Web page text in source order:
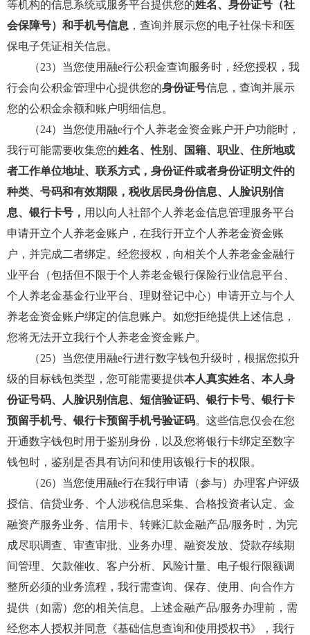
等机构的信息系统或服务平台提供您的姓名、身份证号（社
会保障号）和手机号信息 ，查询并展示您的电子社保卡和医
保电子凭证相关信息。
（23）当您使用融e行公积金查询服务时，经您授权，我
行会向公积金管理中心提供您的身份证号信息，查询并展示
您的公积金余额和账户明细信息。
（24）当您使用融e行个人养老金资金账户开户功能时，
我行可能需要收集您的姓名、性别、国籍、职业、住所地或
者工作单位地址、联系方式，身份证件或者身份证明文件的
种类、号码和有效期限，税收居民身份信息、人脸识别信
息、银行卡号， 用以向人社部个人养老金信息管理服务平台
申请开立个人养老金账户，在我行开立个人养老金资金账
户，并完成二者绑定。经您授权，向相关个人养老金金融行
业平台（包括但不限于个人养老金银行保险行业信息平台、
个人养老金基金行业平台、理财登记中心）申请开立与个人
养老金资金账户绑定的信息账户。如您拒绝提供上述信息，
您将无法开立我行个人养老金资金账户。
（25）当您使用融e行进行数字钱包升级时，根据您拟升
级的目标钱包类型，您可能需要提供本人真实姓名、本人身
份证号码、人脸识别信息、短信验证码、银行卡号、银行卡
预留手机号、银行卡预留手机号验证码。这些信息仅会在您
开通数字钱包时用于鉴别身份，以及您将银行卡绑定至数字
钱包时，鉴别是否具有访问和使用该银行卡的权限。
（26）当您使用融e行在我行申请（参与）办理客户评级
授信、信贷业务、个人涉税信息采集、合格投资者认定、金
融资产服务业务、信用卡、转账汇款金融产品/服务时，为完
成尽职调查、审查审批、业务办理、融资发放、贷款存续期
间管理、欠款催收、客户分析、风险计量、电子银行限额调
整所必须的业务流程，我行需查询、保存、使用、向合作方
提供（如需）您的相关信息。上述金融产品/服务办理前，需
经您本人授权并同意《基础信息查询和使用授权书》，我行